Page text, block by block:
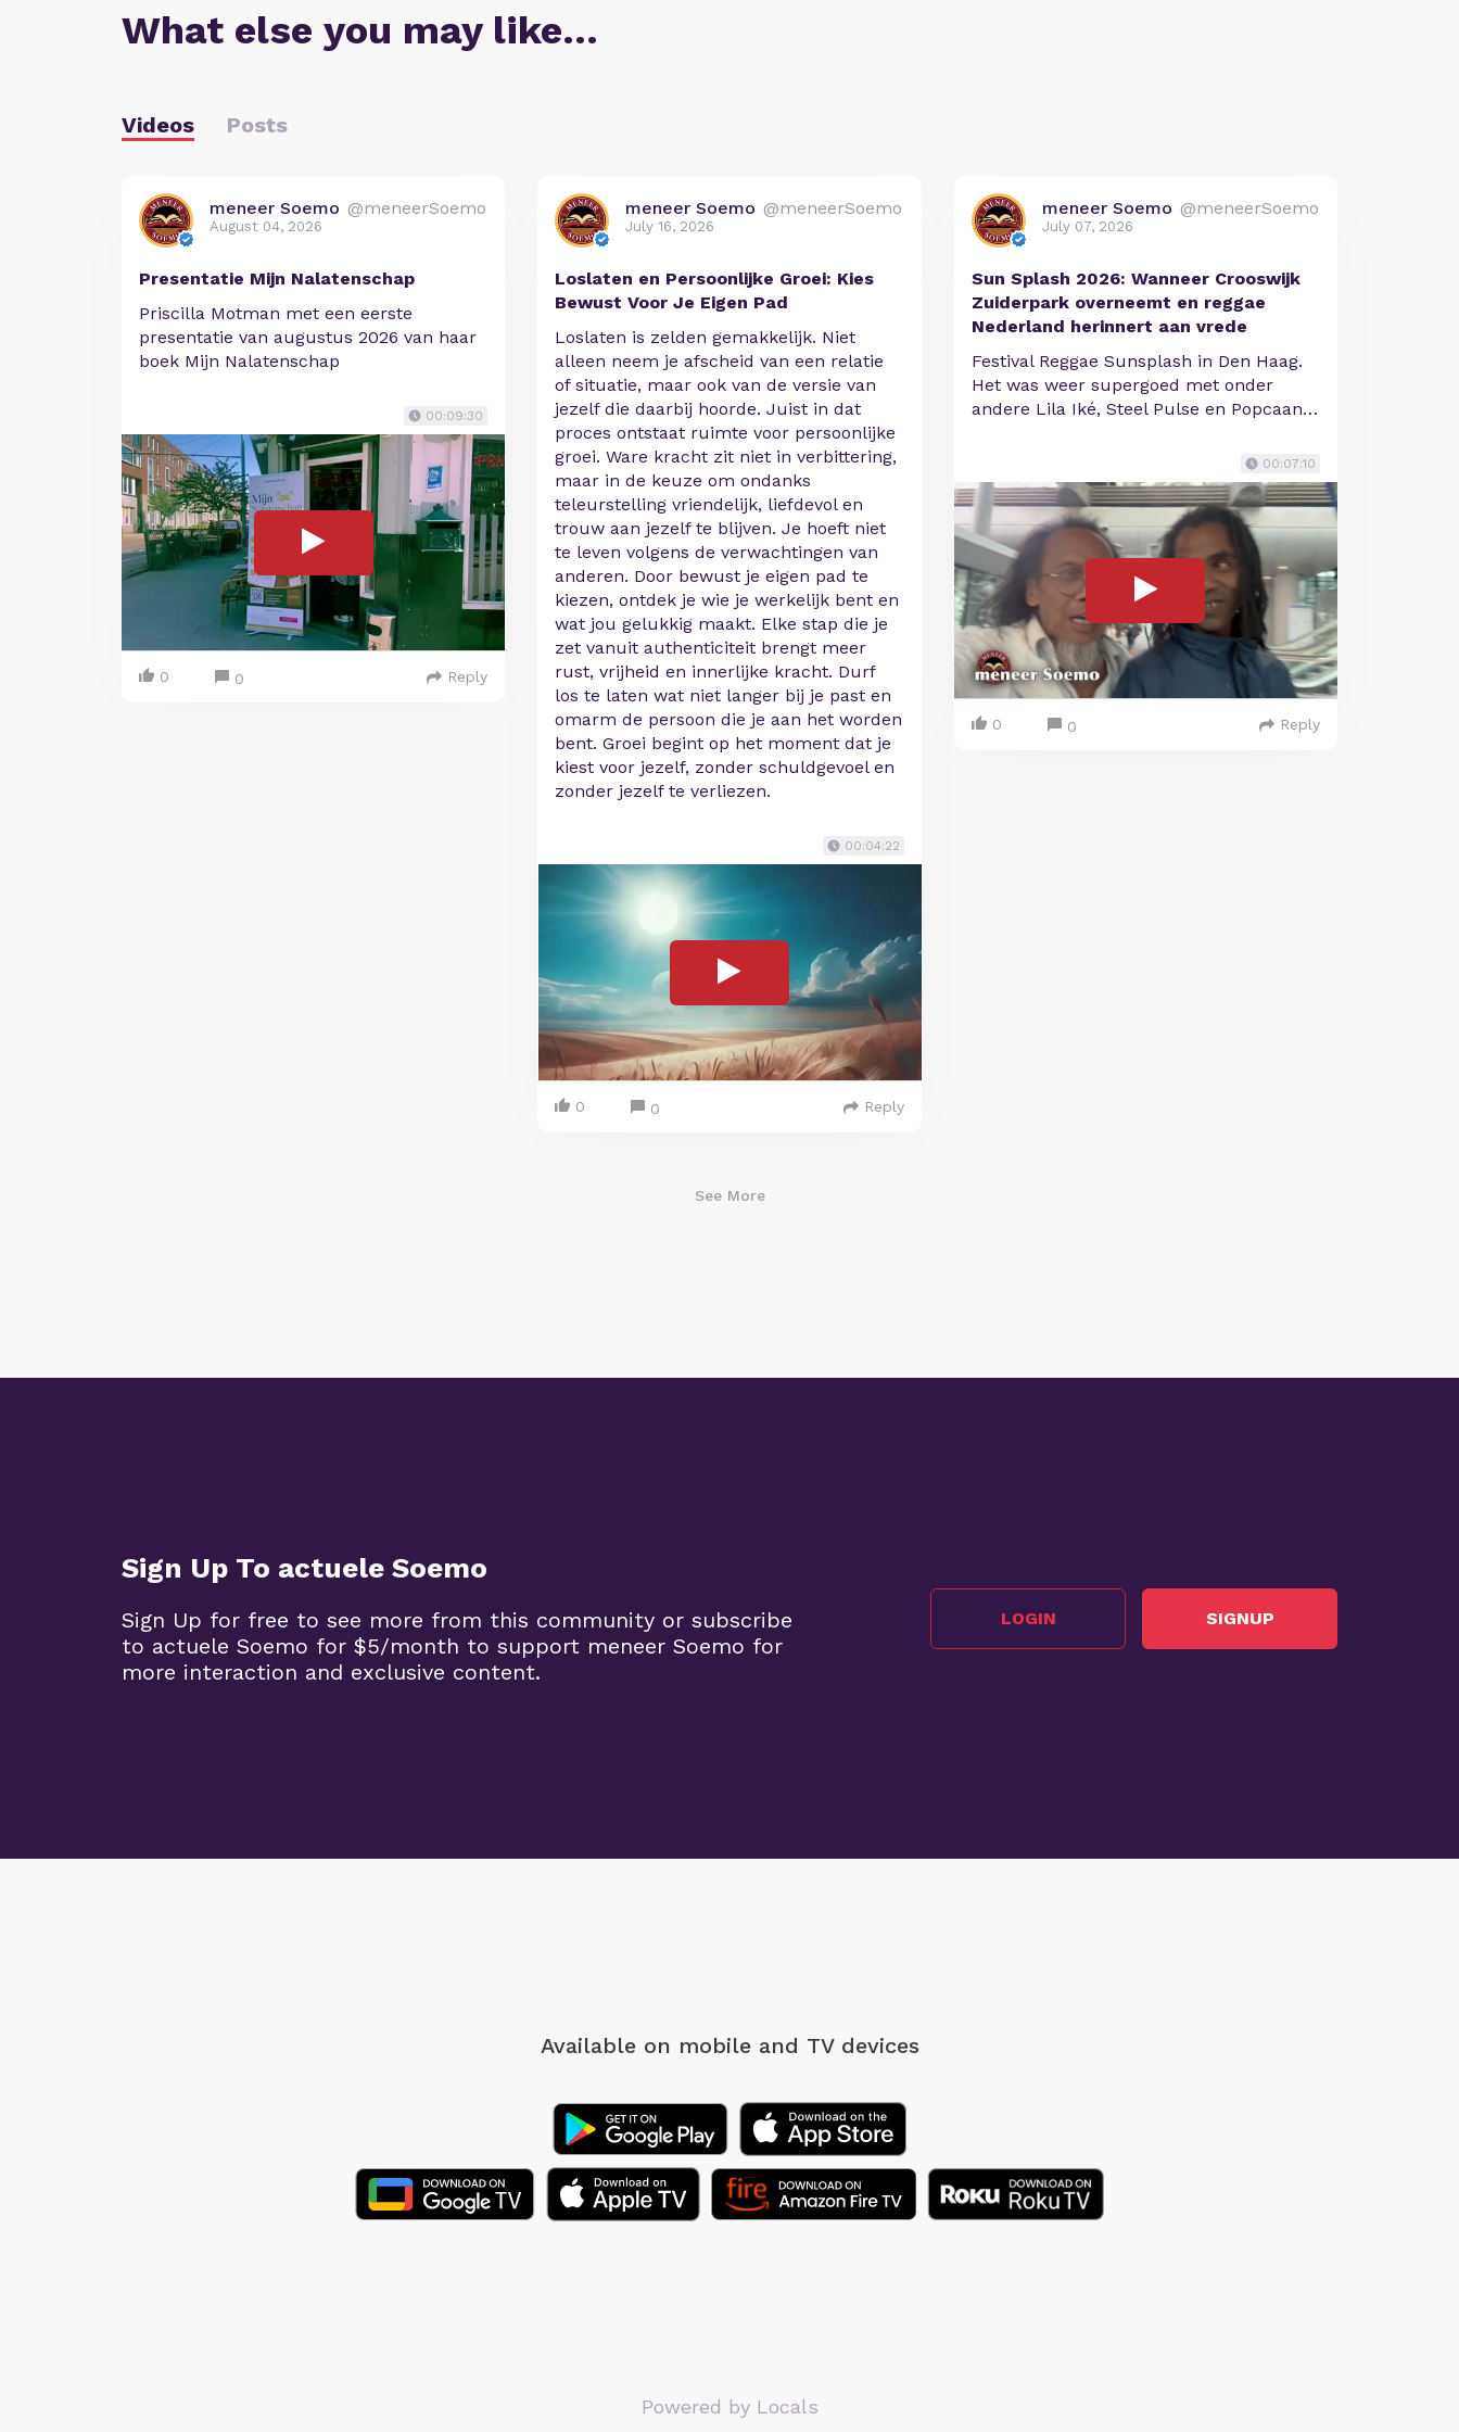
What else you may like…
Videos Posts
meneer Soemo @meneerSoemo
August 04, 2026
Presentatie Mijn Nalatenschap
Priscilla Motman met een eerste
presentatie van augustus 2026 van haar
boek Mijn Nalatenschap
00:09:30
0 0 Reply
meneer Soemo @meneerSoemo
July 16, 2026
Loslaten en Persoonlijke Groei: Kies
Bewust Voor Je Eigen Pad
Loslaten is zelden gemakkelijk. Niet
alleen neem je afscheid van een relatie
of situatie, maar ook van de versie van
jezelf die daarbij hoorde. Juist in dat
proces ontstaat ruimte voor persoonlijke
groei. Ware kracht zit niet in verbittering,
maar in de keuze om ondanks
teleurstelling vriendelijk, liefdevol en
trouw aan jezelf te blijven. Je hoeft niet
te leven volgens de verwachtingen van
anderen. Door bewust je eigen pad te
kiezen, ontdek je wie je werkelijk bent en
wat jou gelukkig maakt. Elke stap die je
zet vanuit authenticiteit brengt meer
rust, vrijheid en innerlijke kracht. Durf
los te laten wat niet langer bij je past en
omarm de persoon die je aan het worden
bent. Groei begint op het moment dat je
kiest voor jezelf, zonder schuldgevoel en
zonder jezelf te verliezen.
00:04:22
0 0 Reply
meneer Soemo @meneerSoemo
July 07, 2026
Sun Splash 2026: Wanneer Crooswijk
Zuiderpark overneemt en reggae
Nederland herinnert aan vrede
Festival Reggae Sunsplash in Den Haag.
Het was weer supergoed met onder
andere Lila Iké, Steel Pulse en Popcaan…
00:07:10
0 0 Reply
See More
Sign Up To actuele Soemo
Sign Up for free to see more from this community or subscribe
to actuele Soemo for $5/month to support meneer Soemo for
more interaction and exclusive content.
LOGIN SIGNUP
Available on mobile and TV devices
Powered by Locals